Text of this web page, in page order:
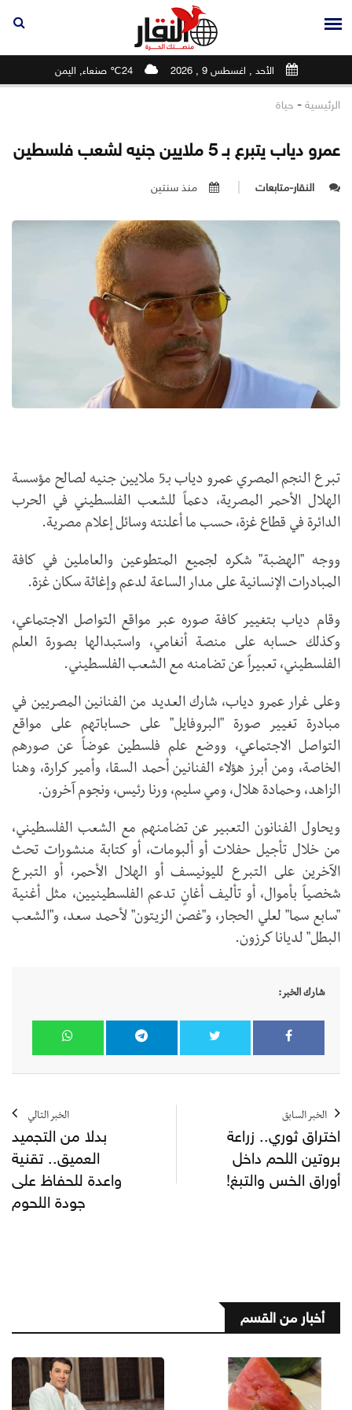
الأحد , اغسطس 9 , 2026 24℃ صنعاء, اليمن
الرئيسية - حياة
عمرو دياب يتبرع بـ 5 ملايين جنيه لشعب فلسطين
النقار-متابعات منذ سنتين
تبرع النجم المصري عمرو دياب بـ5 ملايين جنيه لصالح مؤسسة
الهلال الأحمر المصرية، دعماً للشعب الفلسطيني في الحرب
الدائرة في قطاع غزة، حسب ما أعلنته وسائل إعلام مصرية.
ووجه "الهضبة" شكره لجميع المتطوعين والعاملين في كافة
المبادرات الإنسانية على مدار الساعة لدعم وإغاثة سكان غزة.
وقام دياب بتغيير كافة صوره عبر مواقع التواصل الاجتماعي،
وكذلك حسابه على منصة أنغامي، واستبدالها بصورة العلم
الفلسطيني، تعبيراً عن تضامنه مع الشعب الفلسطيني.
وعلى غرار عمرو دياب، شارك العديد من الفنانين المصريين في
مبادرة تغيير صورة "البروفايل" على حساباتهم على مواقع
التواصل الاجتماعي، ووضع علم فلسطين عوضاً عن صورهم
الخاصة، ومن أبرز هؤلاء الفنانين أحمد السقا، وأمير كرارة، وهنا
الزاهد، وحمادة هلال، ومي سليم، ورنا رئيس، ونجوم آخرون.
ويحاول الفنانون التعبير عن تضامنهم مع الشعب الفلسطيني،
من خلال تأجيل حفلات أو ألبومات، أو كتابة منشورات تحث
الآخرين على التبرع لليونيسف أو الهلال الأحمر، أو التبرع
شخصياً بأموال، أو تأليف أغانٍ تدعم الفلسطينيين، مثل أغنية
"سابع سما" لعلي الحجار، و"غصن الزيتون" لأحمد سعد، و"الشعب
البطل" لديانا كرزون.
شارك الخبر:
الخبر السابق
اختراق ثوري.. زراعة
بروتين اللحم داخل
أوراق الخس والتبغ!
الخبر التالي
بدلا من التجميد
العميق.. تقنية
واعدة للحفاظ على
جودة اللحوم
أخبار من القسم